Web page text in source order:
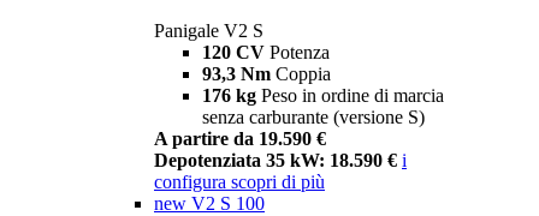
Panigale V2 S
120 CV Potenza
93,3 Nm Coppia
176 kg Peso in ordine di marcia
senza carburante (versione S)
A partire da 19.590 €
Depotenziata 35 kW: 18.590 € i
configura scopri di più
new V2 S 100